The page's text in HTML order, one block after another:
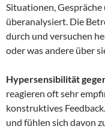
Situationen,
überanalysiert. Die
durch und versuchen
oder was andere über
Hypersensibilität
reagieren oft sehr
konstruktives
und fühlen sich davon